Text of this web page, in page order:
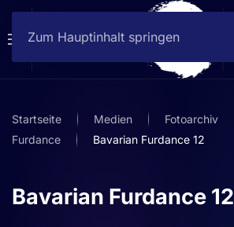
Zum Hauptinhalt springen
Startseite Medien Fotoarchiv
Furdance
Bavarian Furdance 12
Bavarian Furdance 12